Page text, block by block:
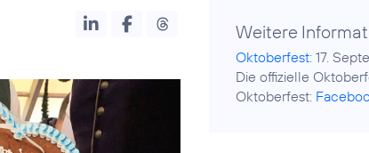
Weitere
Oktoberfest: 17.
Die offizielle
Oktoberfest: